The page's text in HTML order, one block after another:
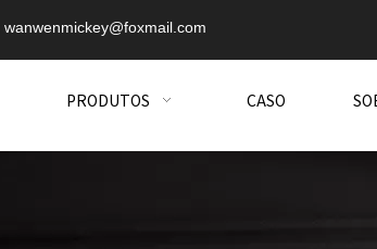
wanwenmickey@foxmail.com
PRODUTOS CASO